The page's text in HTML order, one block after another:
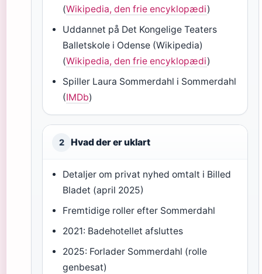
(Wikipedia, den frie encyklopædi)
Uddannet på Det Kongelige Teaters
Balletskole i Odense (Wikipedia)
(Wikipedia, den frie encyklopædi)
Spiller Laura Sommerdahl i Sommerdahl
(IMDb)
2 Hvad der er uklart
Detaljer om privat nyhed omtalt i Billed
Bladet (april 2025)
Fremtidige roller efter Sommerdahl
2021: Badehotellet afsluttes
2025: Forlader Sommerdahl (rolle
genbesat)